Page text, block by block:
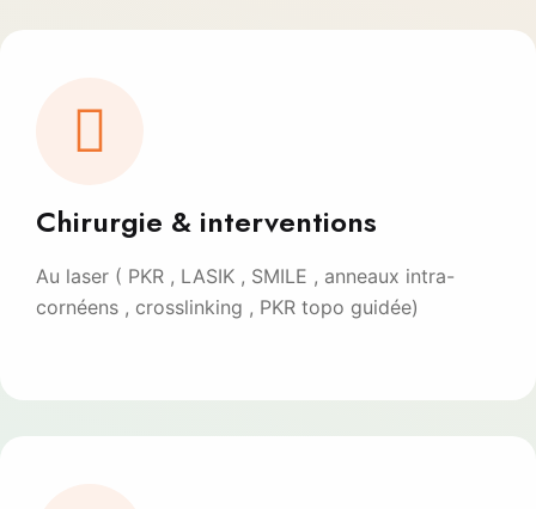
Chirurgie & interventions
Au laser ( PKR , LASIK , SMILE , anneaux intra-
cornéens , crosslinking , PKR topo guidée)